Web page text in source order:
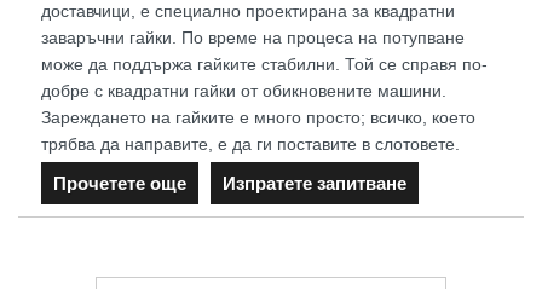
доставчици, е специално проектирана за квадратни
заваръчни гайки. По време на процеса на потупване
може да поддържа гайките стабилни. Той се справя по-
добре с квадратни гайки от обикновените машини.
Зареждането на гайките е много просто; всичко, което
трябва да направите, е да ги поставите в слотовете.
Прочетете още Изпратете запитване